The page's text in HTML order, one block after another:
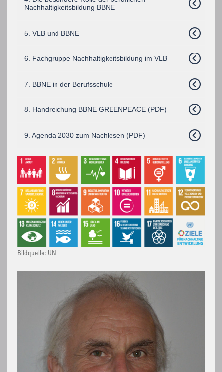
Nachhaltigkeitsbildung BBNE
5. VLB und BBNE
6. Fachgruppe Nachhaltigkeitsbildung im VLB
7. BBNE in der Berufsschule
8. Handreichung BBNE GREENPEACE (PDF)
9. Agenda 2030 zum Nachlesen (PDF)
Bildquelle: UN